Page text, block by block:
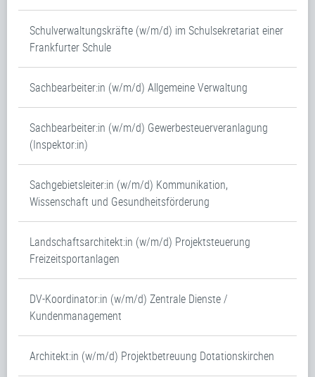
Schulverwaltungskräfte (w/m/d) im Schulsekretariat einer
Frankfurter Schule
Sachbearbeiter:in (w/m/d) Allgemeine Verwaltung
Sachbearbeiter:in (w/m/d) Gewerbesteuerveranlagung
(Inspektor:in)
Sachgebietsleiter:in (w/m/d) Kommunikation,
Wissenschaft und Gesundheitsförderung
Landschaftsarchitekt:in (w/m/d) Projektsteuerung
Freizeitsportanlagen
DV-Koordinator:in (w/m/d) Zentrale Dienste /
Kundenmanagement
Architekt:in (w/m/d) Projektbetreuung Dotationskirchen